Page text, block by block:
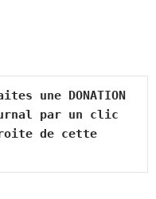
une DONATION
par un clic
de cette